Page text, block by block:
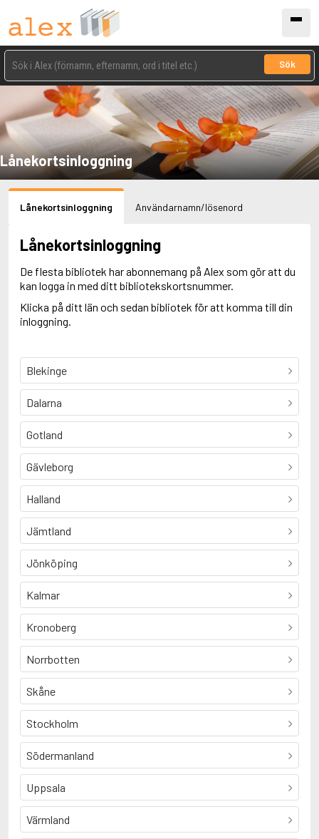
Sök
Lånekortsinloggning
Lånekortsinloggning Användarnamn/lösenord
Lånekortsinloggning
De flesta bibliotek har abonnemang på Alex som gör att du
kan logga in med ditt bibliotekskortsnummer.
Klicka på ditt län och sedan bibliotek för att komma till din
inloggning.
Blekinge
Dalarna
Gotland
Gävleborg
Halland
Jämtland
Jönköping
Kalmar
Kronoberg
Norrbotten
Skåne
Stockholm
Södermanland
Uppsala
Värmland